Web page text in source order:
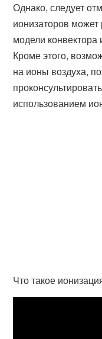
Однако, следует
ионизаторов может
модели
Кроме этого,
на ионы воздуха,
использованием
Что такое